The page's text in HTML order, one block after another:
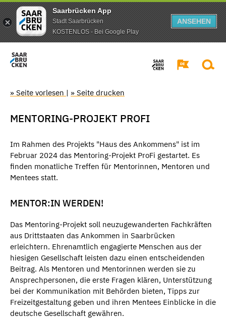
Saarbrücken App
Stadt Saarbrücken
KOSTENLOS - Bei Google Play
ANSEHEN
» Seite vorlesen | » Seite drucken
MENTORING-PROJEKT PROFI
Im Rahmen des Projekts "Haus des Ankommens" ist im
Februar 2024 das Mentoring-Projekt ProFi gestartet. Es
finden monatliche Treffen für Mentorinnen, Mentoren und
Mentees statt.
MENTOR:IN WERDEN!
Das Mentoring-Projekt soll neuzugewanderten Fachkräften
aus Drittstaaten das Ankommen in Saarbrücken
erleichtern. Ehrenamtlich engagierte Menschen aus der
hiesigen Gesellschaft leisten dazu einen entscheidenden
Beitrag. Als Mentoren und Mentorinnen werden sie zu
Ansprechpersonen, die erste Fragen klären, Unterstützung
bei der Kommunikation mit Behörden bieten, Tipps zur
Freizeitgestaltung geben und ihren Mentees Einblicke in die
deutsche Gesellschaft gewähren.